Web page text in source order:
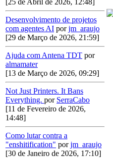
[25 de Abril de 2026, 12:48]
Desenvolvimento de projetos
com agentes AI porjm_araujo
[29 de Março de 2026, 21:59]
Ajuda com Antena TDT por
almamater
[13 de Março de 2026, 09:29]
Not Just Printers. It Bans
Everything. por SerraCabo
[11 de Fevereiro de 2026,
14:48]
Como lutar contra a
"enshitification" porjm_araujo
[30 de Janeiro de 2026, 17:10]